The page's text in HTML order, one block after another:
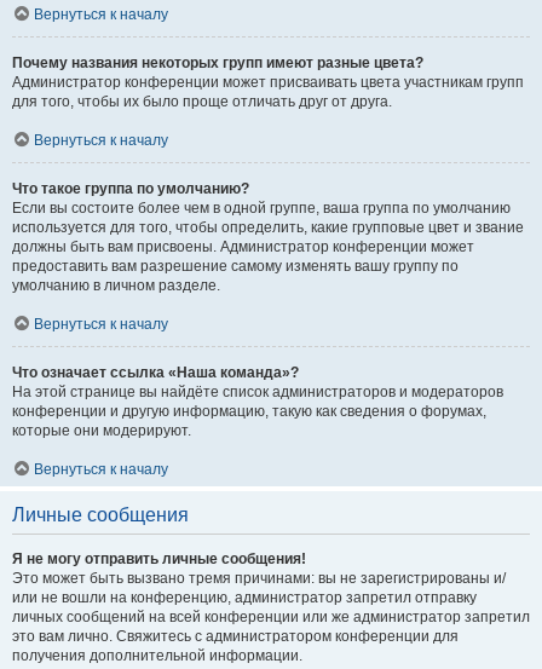
Вернуться к началу
Почему названия некоторых групп имеют разные цвета?
Администратор конференции может присваивать цвета участникам групп
для того, чтобы их было проще отличать друг от друга.
Вернуться к началу
Что такое группа по умолчанию?
Если вы состоите более чем в одной группе, ваша группа по умолчанию
используется для того, чтобы определить, какие групповые цвет и звание
должны быть вам присвоены. Администратор конференции может
предоставить вам разрешение самому изменять вашу группу по
умолчанию в личном разделе.
Вернуться к началу
Что означает ссылка «Наша команда»?
На этой странице вы найдёте список администраторов и модераторов
конференции и другую информацию, такую как сведения о форумах,
которые они модерируют.
Вернуться к началу
Личные сообщения
Я не могу отправить личные сообщения!
Это может быть вызвано тремя причинами: вы не зарегистрированы и/
или не вошли на конференцию, администратор запретил отправку
личных сообщений на всей конференции или же администратор запретил
это вам лично. Свяжитесь с администратором конференции для
получения дополнительной информации.